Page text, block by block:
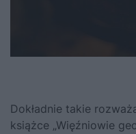
Dokładnie takie
książce „Więźniowie